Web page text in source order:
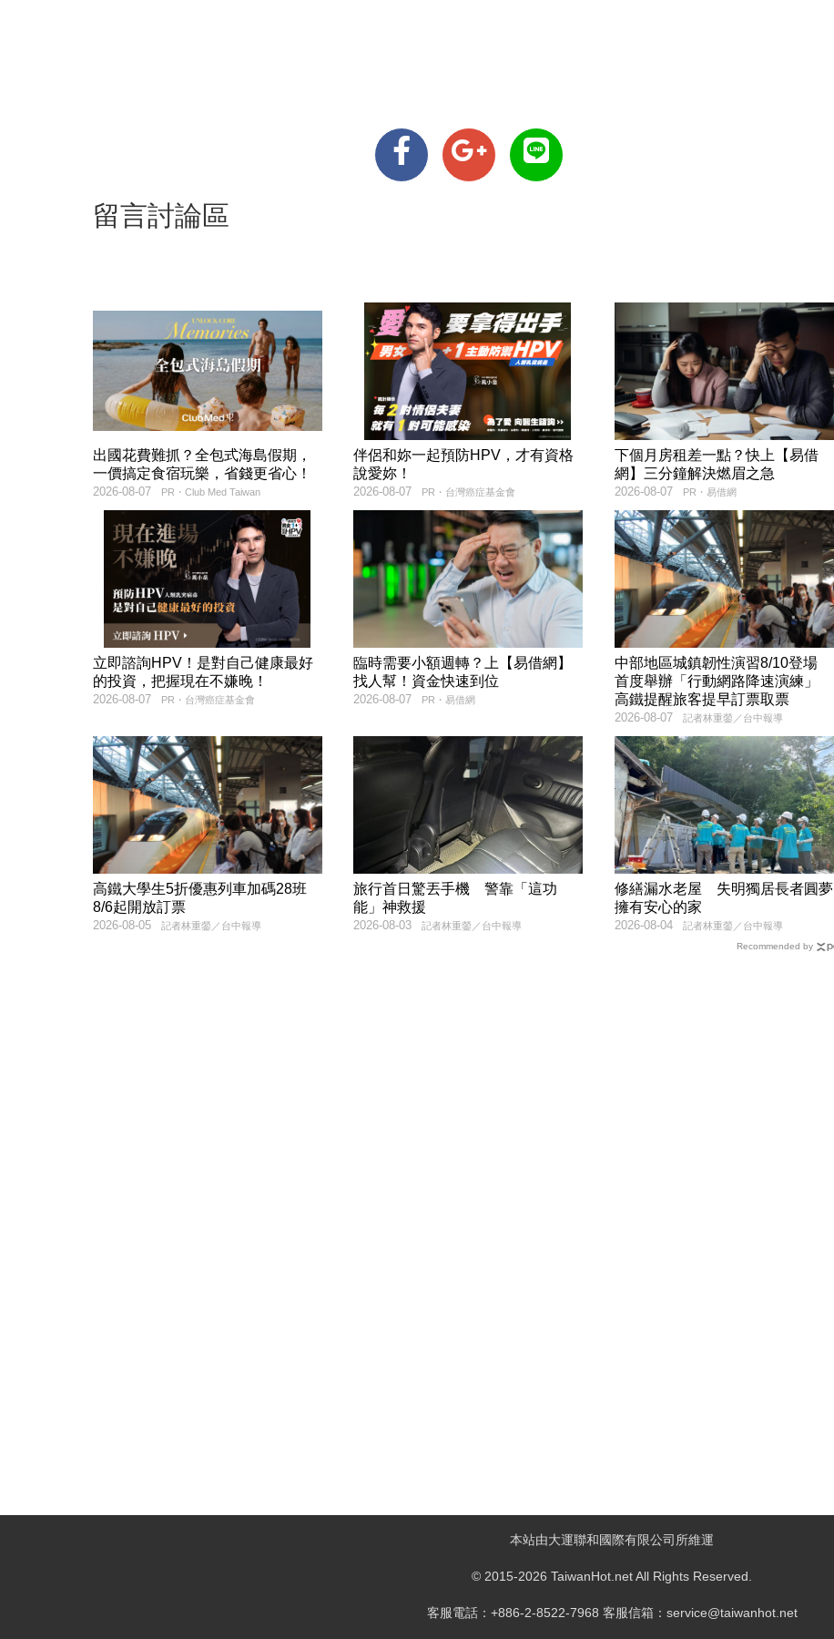
留言討論區
出國花費難抓？全包式海島假期，
一價搞定食宿玩樂，省錢更省心！
PR・Club Med Taiwan
2026-08-07
伴侶和妳一起預防HPV，才有資格
說愛妳！
PR・台灣癌症基金會
2026-08-07
下個月房租差一點？快上【易借
網】三分鐘解決燃眉之急
PR・易借網
2026-08-07
立即諮詢HPV！是對自己健康最好
的投資，把握現在不嫌晚！
PR・台灣癌症基金會
2026-08-07
臨時需要小額週轉？上【易借網】
找人幫！資金快速到位
PR・易借網
2026-08-07
中部地區城鎮韌性演習8/10登場
首度舉辦「行動網路降速演練」
高鐵提醒旅客提早訂票取票
記者林重鎣／台中報導
2026-08-07
高鐵大學生5折優惠列車加碼28班
8/6起開放訂票
記者林重鎣／台中報導
2026-08-05
旅行首日驚丟手機 警靠「這功
能」神救援
記者林重鎣／台中報導
2026-08-03
修繕漏水老屋 失明獨居長者圓夢
擁有安心的家
記者林重鎣／台中報導
2026-08-04
Recommended by
本站由大運聯和國際有限公司所維運
© 2015-2026 TaiwanHot.net All Rights Reserved.
客服電話：+886-2-8522-7968 客服信箱：service@taiwanhot.net